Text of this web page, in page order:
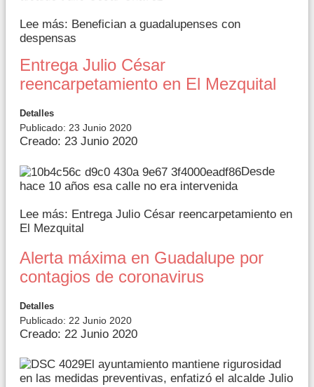
Lee más: Benefician a guadalupenses con
despensas
Entrega Julio César
reencarpetamiento en El Mezquital
Detalles
Publicado: 23 Junio 2020
Creado: 23 Junio 2020
Desde
hace 10 años esa calle no era intervenida
Lee más: Entrega Julio César reencarpetamiento en
El Mezquital
Alerta máxima en Guadalupe por
contagios de coronavirus
Detalles
Publicado: 22 Junio 2020
Creado: 22 Junio 2020
El ayuntamiento mantiene rigurosidad
en las medidas preventivas, enfatizó el alcalde Julio